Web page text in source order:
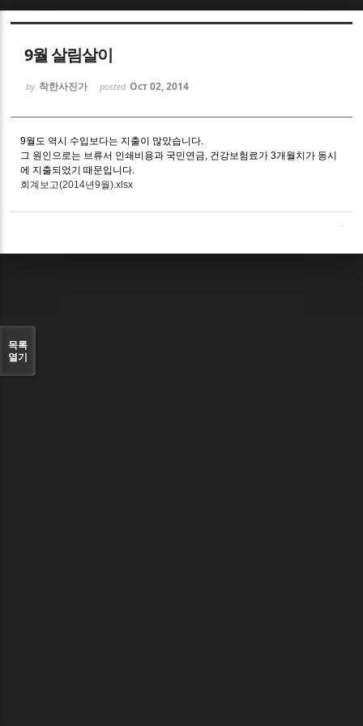
9월 살림살이
by 착한사진가 posted Oct 02, 2014
9월도 역시 수입보다는 지출이 많았습니다.
그 원인으로는 브류서 인쇄비용과 국민연금, 건강보험료가 3개월치가 동시
에 지출되었기 때문입니다.
회계보고(2014년9월).xlsx
목록
열기
Sketchbook5, 스케치북5
Sketchbook5, 스케치북5